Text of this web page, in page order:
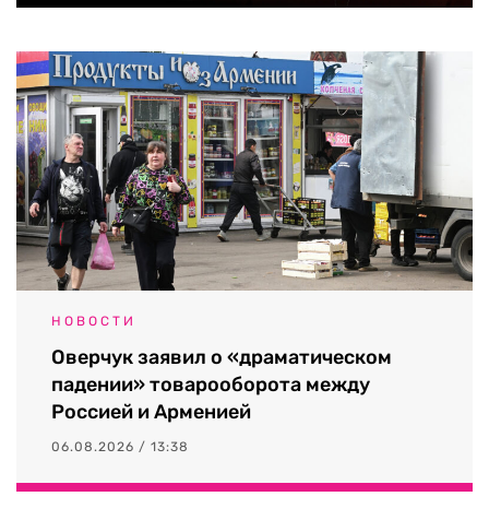
НОВОСТИ
Оверчук заявил о «драматическом
падении» товарооборота между
Россией и Арменией
06.08.2026 / 13:38